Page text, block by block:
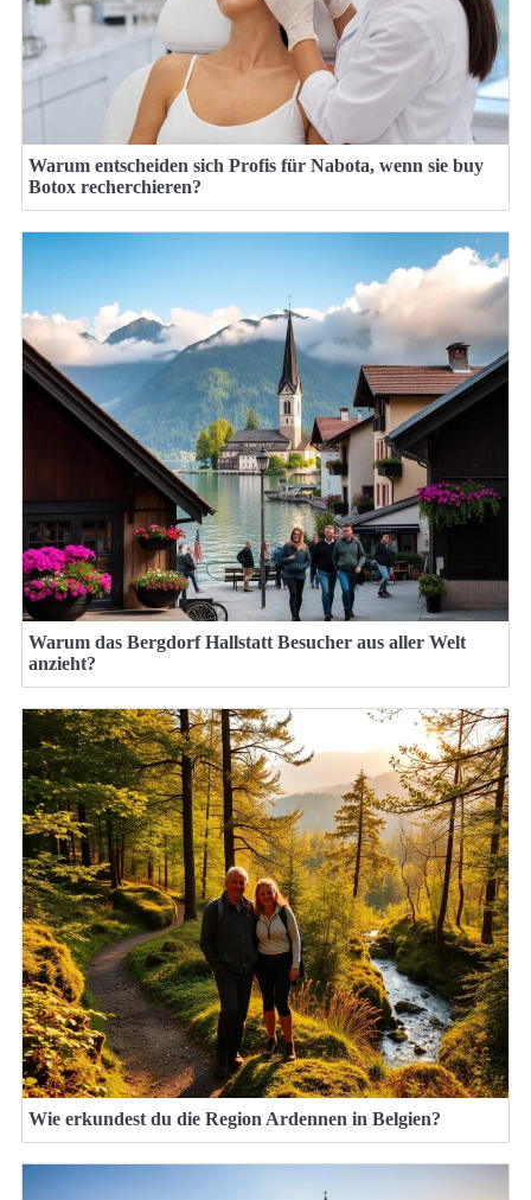
Warum entscheiden sich Profis für Nabota, wenn sie buy
Botox recherchieren?
Warum das Bergdorf Hallstatt Besucher aus aller Welt
anzieht?
Wie erkundest du die Region Ardennen in Belgien?